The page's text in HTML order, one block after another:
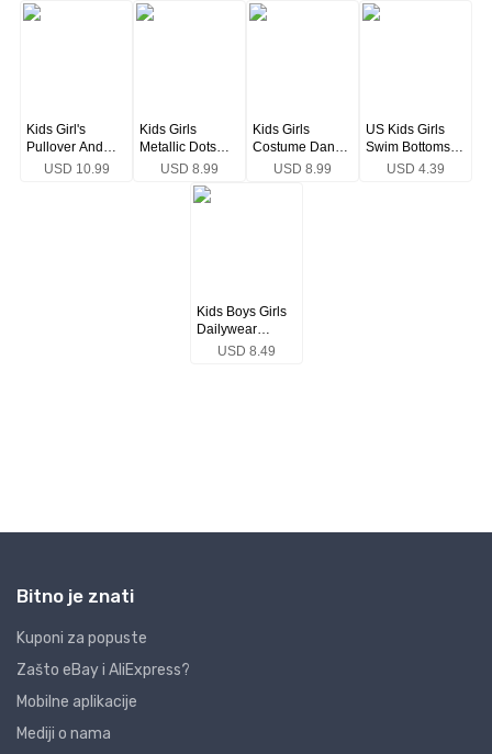
Bitno je znati
Kuponi za popuste
Zašto eBay i AliExpress?
Mobilne aplikacije
Mediji o nama